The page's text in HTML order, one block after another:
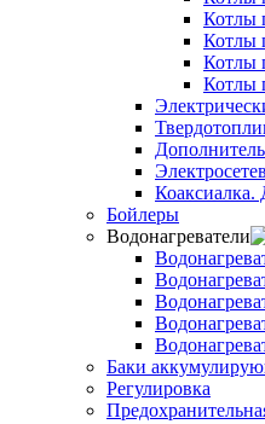
Котлы
Котлы
Котлы
Котлы
Бойлеры
Водонагреватели
Баки
Регулировка